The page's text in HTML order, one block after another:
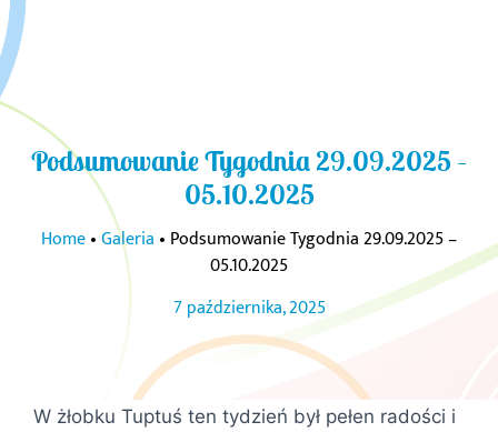
Podsumowanie Tygodnia 29.09.2025 –
05.10.2025
Home•Galeria • Podsumowanie Tygodnia 29.09.2025 –
05.10.2025
7 października, 2025
W żłobku Tuptuś ten tydzień był pełen radości i